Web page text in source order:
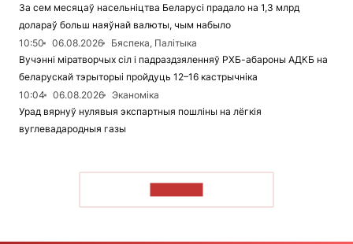
За сем месяцаў насельніцтва Беларусі прадало на 1,3 млрд
долараў больш наяўнай валюты, чым набыло
10:50
06.08.2026
Бяспека, Палітыка
Вучэнні міратворчых сіл і падраздзяленняў РХБ-абароны АДКБ на
беларускай тэрыторыі пройдуць 12–16 кастрычніка
10:04
06.08.2026
Эканоміка
Урад вярнуў нулявыя экспартныя пошліны на лёгкія
вуглевадародныя газы